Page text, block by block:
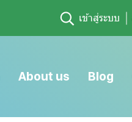
เข้าสู่ระบบ
About us Blog